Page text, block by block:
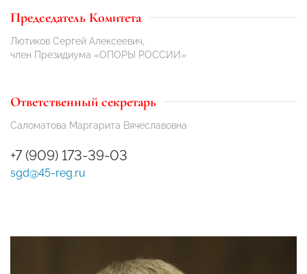
Председатель Комитета
Лютиков Сергей Алексеевич,
член Президиума «ОПОРЫ РОССИИ»
Ответственный секретарь
Саломатова Маргарита Вячеславовна
+7 (909) 173-39-03
sgd@45-reg.ru